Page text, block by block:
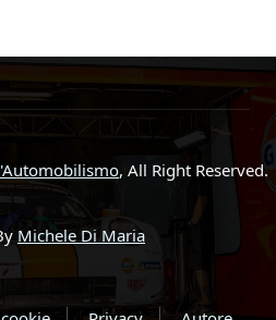
, All Right Reserved.
Michele Di Maria